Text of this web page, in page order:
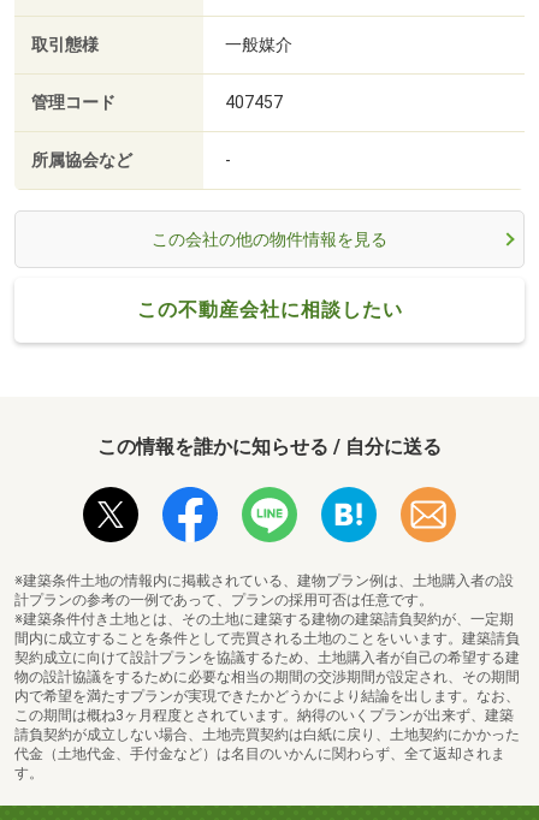
取引態様 一般媒介
管理コード 407457
所属協会など -
この会社の他の物件情報を見る
この不動産会社に相談したい
この情報を誰かに知らせる / 自分に送る
※建築条件土地の情報内に掲載されている、建物プラン例は、土地購入者の設
計プランの参考の一例であって、プランの採用可否は任意です。
※建築条件付き土地とは、その土地に建築する建物の建築請負契約が、一定期
間内に成立することを条件として売買される土地のことをいいます。建築請負
契約成立に向けて設計プランを協議するため、土地購入者が自己の希望する建
物の設計協議をするために必要な相当の期間の交渉期間が設定され、その期間
内で希望を満たすプランが実現できたかどうかにより結論を出します。なお、
この期間は概ね3ヶ月程度とされています。納得のいくプランが出来ず、建築
請負契約が成立しない場合、土地売買契約は白紙に戻り、土地契約にかかった
代金（土地代金、手付金など）は名目のいかんに関わらず、全て返却されま
す。